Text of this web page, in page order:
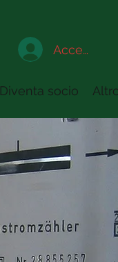
Accedi a
Diventa socio